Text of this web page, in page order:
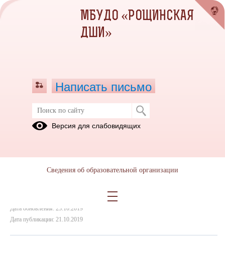
I тур конкурса фортепианных этюдов
Дата обновления: 23.10.2019
Дата публикации: 21.10.2019
МБУДО «РОЩИНСКАЯ
ДШИ»
Написать письмо
Версия для слабовидящих
Сведения об образовательной организации